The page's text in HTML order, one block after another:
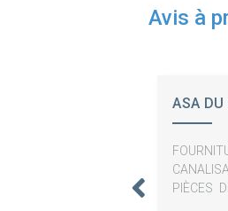
Avis à
ASA DU
TROPEZ
PIÈCES